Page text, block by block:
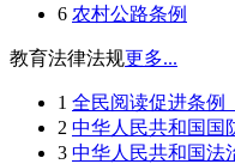
6 农村公路条例
教育法律法规更多...
1 全民阅读促进条例
2 中华人民共和国国
3 中华人民共和国法